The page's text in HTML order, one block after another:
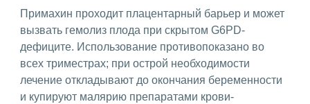
Примахин проходит плацентарный барьер и может
вызвать гемолиз плода при скрытом G6PD-
дефиците. Использование противопоказано во
всех триместрах; при острой необходимости
лечение откладывают до окончания беременности
и купируют малярию препаратами крови-